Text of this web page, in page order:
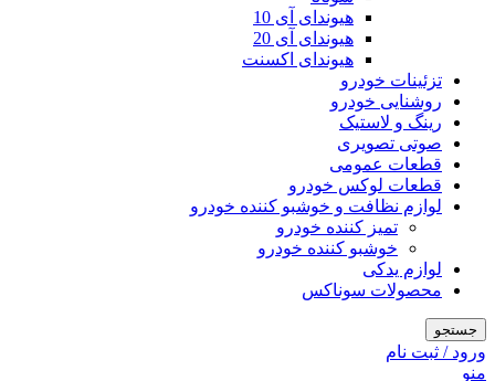
هیوندای آی 10
هیوندای آی 20
هیوندای اکسنت
تزئینات خودرو
روشنایی خودرو
رینگ و لاستیک
صوتی تصویری
قطعات عمومی
قطعات لوکس خودرو
لوازم نظافت و خوشبو کننده خودرو
تمیز کننده خودرو
خوشبو کننده خودرو
لوازم یدکی
محصولات سوناکس
جستجو
ورود / ثبت نام
منو